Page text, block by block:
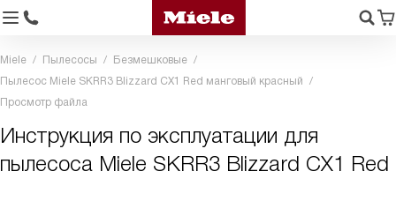
Miele Пылесосы
Безмешковые
Пылесос Miele SKRR3 Blizzard CX1 Red манговый красный
Просмотр файла
Инструкция по эксплуатации для
пылесоса Miele SKRR3 Blizzard CX1 Red